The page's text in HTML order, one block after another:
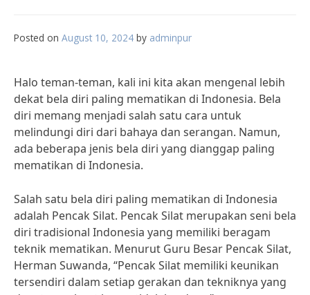
Posted on August 10, 2024 by adminpur
Halo teman-teman, kali ini kita akan mengenal lebih
dekat bela diri paling mematikan di Indonesia. Bela
diri memang menjadi salah satu cara untuk
melindungi diri dari bahaya dan serangan. Namun,
ada beberapa jenis bela diri yang dianggap paling
mematikan di Indonesia.
Salah satu bela diri paling mematikan di Indonesia
adalah Pencak Silat. Pencak Silat merupakan seni bela
diri tradisional Indonesia yang memiliki beragam
teknik mematikan. Menurut Guru Besar Pencak Silat,
Herman Suwanda, “Pencak Silat memiliki keunikan
tersendiri dalam setiap gerakan dan tekniknya yang